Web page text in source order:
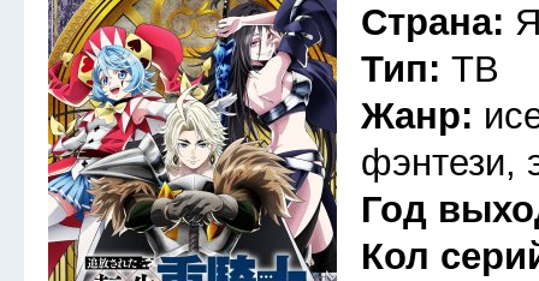
Страна:
Тип: ТВ
Жанр:
фэнтези,
Год
Кол